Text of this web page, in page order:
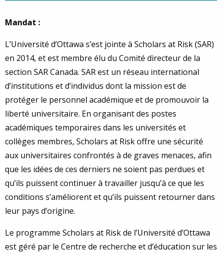
Mandat :
L’Université d’Ottawa s’est jointe à Scholars at Risk (SAR)
en 2014, et est membre élu du Comité directeur de la
section SAR Canada. SAR est un réseau international
d’institutions et d’individus dont la mission est de
protéger le personnel académique et de promouvoir la
liberté universitaire. En organisant des postes
académiques temporaires dans les universités et
collèges membres, Scholars at Risk offre une sécurité
aux universitaires confrontés à de graves menaces, afin
que les idées de ces derniers ne soient pas perdues et
qu’ils puissent continuer à travailler jusqu’à ce que les
conditions s’améliorent et qu’ils puissent retourner dans
leur pays d’origine.
Le programme Scholars at Risk de l’Université d’Ottawa
est géré par le Centre de recherche et d’éducation sur les